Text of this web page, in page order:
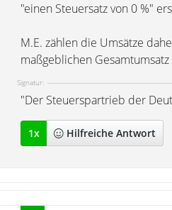
"einen Steuersatz von 0 %"
M.E. zählen die Umsätze
maßgeblichen
Signatur:
"Der Steuerspartrieb der
1x Hilfreiche Antwort